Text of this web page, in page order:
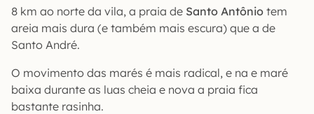
8 km ao norte da vila, a praia de Santo Antônio tem
areia mais dura (e também mais escura) que a de
Santo André.
O movimento das marés é mais radical, e na e maré
baixa durante as luas cheia e nova a praia fica
bastante rasinha.